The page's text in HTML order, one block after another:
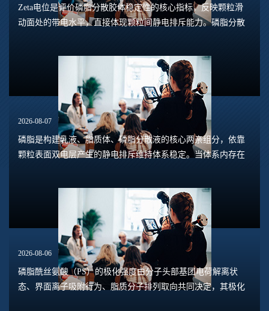
Zeta电位是评价磷脂分散胶体稳定性的核心指标，反映颗粒滑
动面处的带电水平，直接体现颗粒间静电排斥能力。磷脂分散
2026-08-07
磷脂是构建乳液、脂质体、磷脂分散液的核心两亲组分，依靠
颗粒表面双电层产生的静电排斥维持体系稳定。当体系内存在
2026-08-06
磷脂酰丝氨酸（PS）的极化强度由分子头部基团电荷解离状
态、界面离子吸附行为、脂质分子排列取向共同决定，其极化